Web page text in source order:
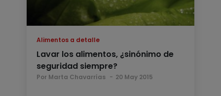
Alimentos a detalle
Lavar los alimentos, ¿sinónimo de
seguridad siempre?
Por Marta Chavarrías 20 May 2015